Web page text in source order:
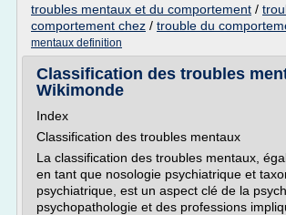
troubles mentaux et du comportement /
comportement chez / trouble du
mentaux definition
Classification des troubles
Wikimonde
Index
Classification des troubles mentaux
La classification des troubles mentaux,
en tant que nosologie psychiatrique et
psychiatrique, est un aspect clé de la
psychopathologie et des professions